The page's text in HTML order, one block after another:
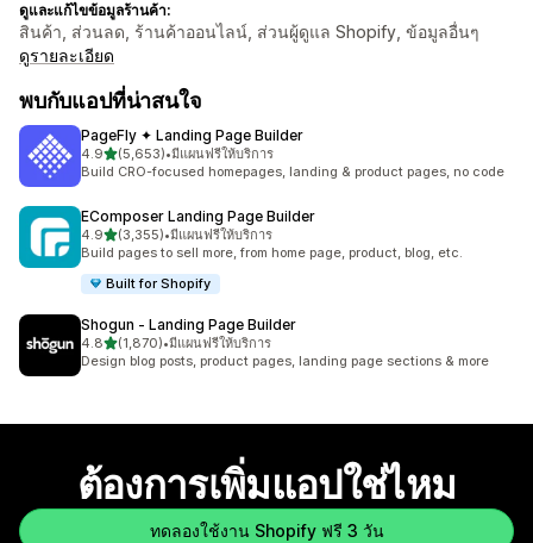
ดูและแก้ไขข้อมูลร้านค้า:
สินค้า, ส่วนลด, ร้านค้าออนไลน์, ส่วนผู้ดูแล Shopify, ข้อมูลอื่นๆ
ดูรายละเอียด
พบกับแอปที่น่าสนใจ
PageFly ✦ Landing Page Builder
4.9เต็ม 5 ดาว
(5,653)
ทั้งหมด 5653 รีวิว
•มีแผนฟรีให้บริการ
Build CRO-focused homepages, landing & product pages, no code
EComposer Landing Page Builder
4.9เต็ม 5 ดาว
(3,355)
ทั้งหมด 3355 รีวิว
•มีแผนฟรีให้บริการ
Build pages to sell more, from home page, product, blog, etc.
Built for Shopify
Shogun ‑ Landing Page Builder
4.8เต็ม 5 ดาว
(1,870)
ทั้งหมด 1870 รีวิว
•มีแผนฟรีให้บริการ
Design blog posts, product pages, landing page sections & more
ต้องการเพิ่มแอปใช่ไหม
ทดลองใช้งาน Shopify ฟรี 3 วัน